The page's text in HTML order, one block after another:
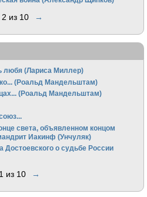
2 из 10 →
любя (Лариса Миллер)
(Роальд Мандельштам)
(Роальд Мандельштам)
света, объявленном концом
Иакинф (Унчуляк)
Достоевского о судьбе России
1 из 10 →